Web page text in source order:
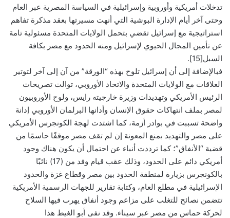
تدخلات أمريكية وأوروبية وإسرائيلية في السياسة المصرية عبر العام
وحتى آخر أيام الإدارة البوشية التي أنهت مسيرتها بعقد مذكرة تفاهم
استراتيجية مع إسرائيل تقضي بتحمل الولايات المتحدة مسئولية تامة
عن تأمين المجال الحيوي لإسرائيل ومنه الحدود مع مصر بكافة
السبل[15].
فبالإضافة إلى أن إسرائيل تلوح بهذه “الورقة” من آن إلى آخر لتوتير
العلاقات مع الولايات المتحدة والاتحاد الأوروبي، توالت تصريحات
الرئيس الأمريكي وتهديدات وزيرة خارجيته رايس، ولوح الأوروبيون
لمصر بملف انتهاكات حقوق الإنسان وأدانها البرلمان الأوروبي إدانة
واضحة تسببت في بوادر أزمة، كما اشتدت لهجة الكونجرس الأمريكي
على مصر والتهديد بمنع المعونة إن لم تقف مصر موقفًا حاسمًا من
قضية “الأنفاق”؛ كما ترددت أنباء عن احتمال أن يكون هناك وجود
أمريكي دائم على الحدود، وذلك عقب قيام وفد من (17) نائبًا
بالكونجرس بزيارة لمنطقة الحدود بين مصر وقطاع غزة والحدود
الإسرائيلية في مطلع العام، وكتابة تقارير للجهات الرسمية الأمريكية
تتضمن نصائح للتغلب على مزاعم وجود أنفاق يهرب فيها السلاح
لحركة حماس من مصر عبر سيناء. وقد نفى أبو الغيط هذا